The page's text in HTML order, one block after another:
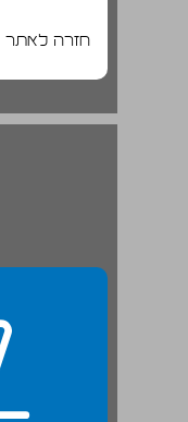
חזרה לאתר